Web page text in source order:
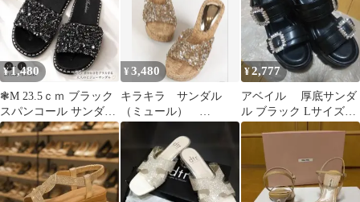
¥1,480
❃M 23.5ｃｍ ブラック
スパンコール サンダル
ミュール キラキラ 上品
¥3,480
キラキラ サンダル
（ミュール）
36（22.5〜23）
¥2,777
アベイル 厚底サンダ
ル ブラック Lサイズ
ビジュー